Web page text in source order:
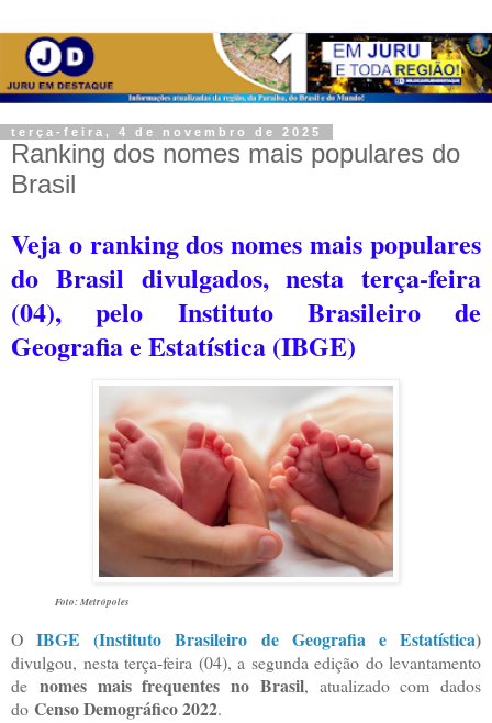
terça-feira, 4 de novembro de 2025
Ranking dos nomes mais populares do
Brasil
Veja o ranking dos nomes mais populares
do Brasil divulgados, nesta terça-feira
(04), pelo Instituto Brasileiro de
Geografia e Estatística (IBGE)
Foto: Metrópoles
OIBGE (Instituto Brasileiro de Geografia e Estatística)
divulgou, nesta terça-feira (04), a segunda edição do levantamento
de nomes mais frequentes no Brasil, atualizado com dados
do Censo Demográfico 2022.